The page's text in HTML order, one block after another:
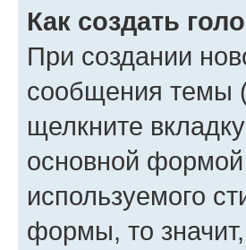
Как создать
При создании
сообщения темы
щелкните
основной
используемого
формы, то